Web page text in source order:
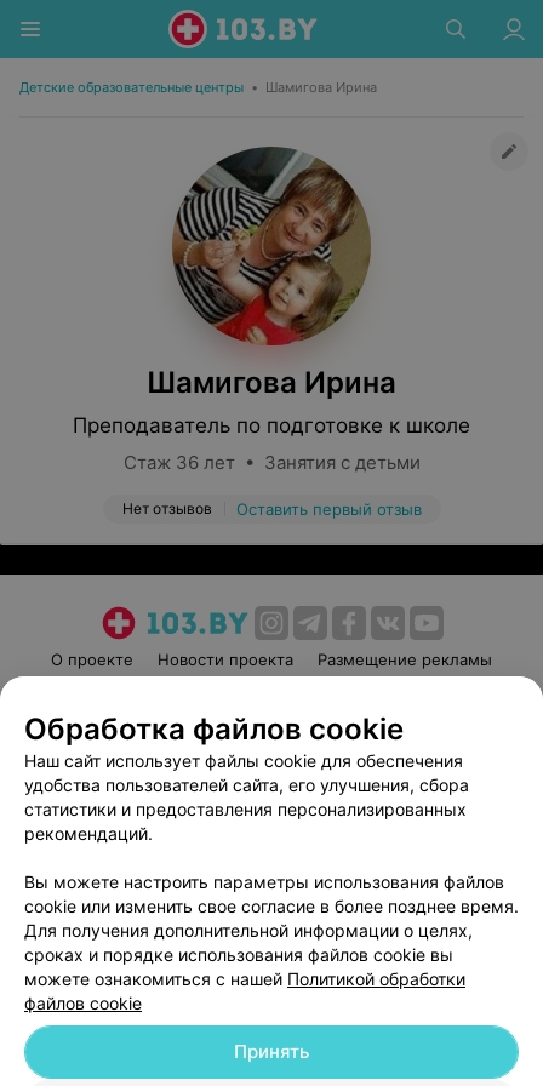
Детские образовательные центры • Шамигова Ирина
Шамигова Ирина
Преподаватель по подготовке к школе
Стаж 36 лет • Занятия с детьми
Нет отзывов Оставить первый отзыв
О проекте Новости проекта
Размещение рекламы
Пользовательское соглашение
Способы оплаты
Вакансии
Партнеры
Написать руководителю 103.by
Обработка персональных данных
© 2026 ООО «Артокс Лаб», УНП 191700409
| 220012, Республика Беларусь,
Обработка файлов cookie
Наш сайт использует файлы cookie для обеспечения
удобства пользователей сайта, его улучшения, сбора
статистики и предоставления персонализированных
рекомендаций.
Вы можете настроить параметры использования файлов
cookie или изменить свое согласие в более позднее время.
Для получения дополнительной информации о целях,
сроках и порядке использования файлов cookie вы
можете ознакомиться с нашей Политикой обработки
файлов cookie
Принять